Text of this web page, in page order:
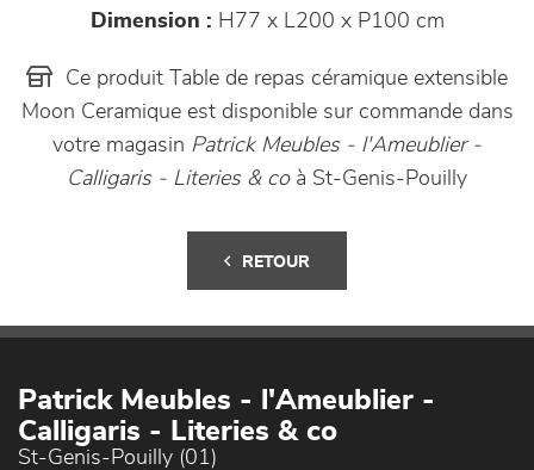
Dimension : H77 x L200 x P100 cm
Ce produit Table de repas céramique extensible
Moon Ceramique est disponible sur commande dans
votre magasin Patrick Meubles - l'Ameublier -
Calligaris - Literies & coà St-Genis-Pouilly
RETOUR
Patrick Meubles - l'Ameublier -
Calligaris - Literies & co
St-Genis-Pouilly (01)